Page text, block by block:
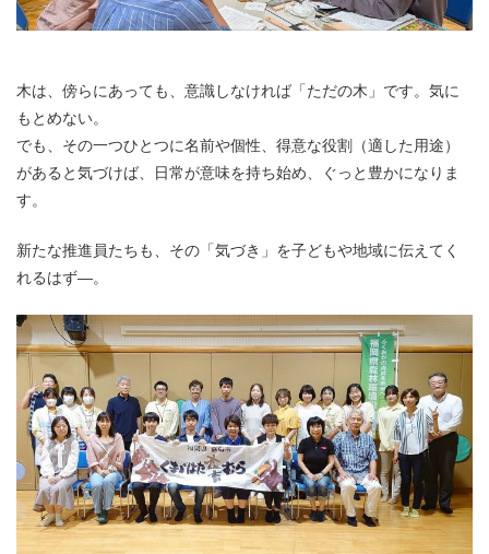
木は、傍らにあっても、意識しなければ「ただの木」です。気に
もとめない。
でも、その一つひとつに名前や個性、得意な役割（適した用途）
があると気づけば、日常が意味を持ち始め、ぐっと豊かになりま
す。
新たな推進員たちも、その「気づき」を子どもや地域に伝えてく
れるはず―。